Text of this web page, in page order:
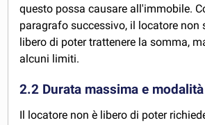
questo possa causare all'immobile.
paragrafo successivo, il locatore non
libero di poter trattenere la somma,
alcuni limiti.
2.2 Durata massima e
Il locatore non è libero di poter